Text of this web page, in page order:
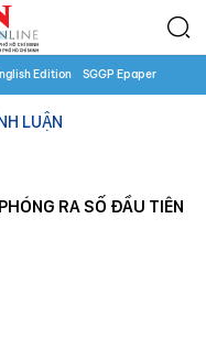
Edition SGGP Epaper
LUẬN
RA SỐ ĐẦU TIÊN